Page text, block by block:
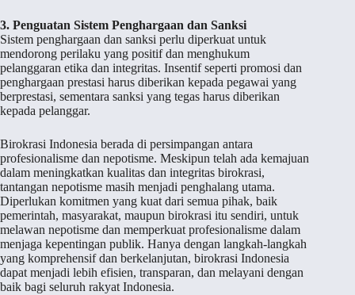
3. Penguatan Sistem Penghargaan dan Sanksi
Sistem penghargaan dan sanksi perlu diperkuat untuk
mendorong perilaku yang positif dan menghukum
pelanggaran etika dan integritas. Insentif seperti promosi dan
penghargaan prestasi harus diberikan kepada pegawai yang
berprestasi, sementara sanksi yang tegas harus diberikan
kepada pelanggar.
Birokrasi Indonesia berada di persimpangan antara
profesionalisme dan nepotisme. Meskipun telah ada kemajuan
dalam meningkatkan kualitas dan integritas birokrasi,
tantangan nepotisme masih menjadi penghalang utama.
Diperlukan komitmen yang kuat dari semua pihak, baik
pemerintah, masyarakat, maupun birokrasi itu sendiri, untuk
melawan nepotisme dan memperkuat profesionalisme dalam
menjaga kepentingan publik. Hanya dengan langkah-langkah
yang komprehensif dan berkelanjutan, birokrasi Indonesia
dapat menjadi lebih efisien, transparan, dan melayani dengan
baik bagi seluruh rakyat Indonesia.